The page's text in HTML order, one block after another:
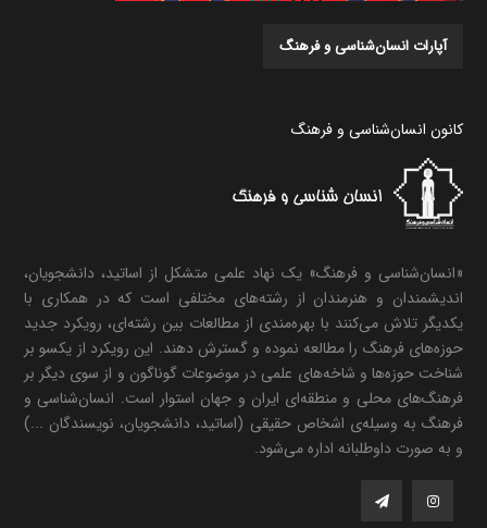
آپارات انسان‌شناسی و فرهنگ
کانون انسان‌شناسی و فرهنگ
«انسان‌شناسی و فرهنگ» یک نهاد علمی متشکل از اساتید، دانشجویان،
اندیشمندان و هنرمندان از رشته‌های مختلفی است که در همکاری با
یکدیگر تلاش می‌کنند با بهره‌مندی از مطالعات بین رشته‌ای، رویکرد جدید
حوزه‌های فرهنگ را مطالعه نموده و گسترش دهند. این رویکرد از یکسو بر
شناخت حوزه‌ها و شاخه‌های علمی در موضوعات گوناگون و از سوی دیگر بر
فرهنگ‌های محلی و منطقه‌ای ایران و جهان استوار است. انسان‌شناسی و
فرهنگ به وسیله‌ی اشخاص حقیقی (اساتید، دانشجویان، نویسندگان ...)
و به صورت داوطلبانه اداره می‌شود.